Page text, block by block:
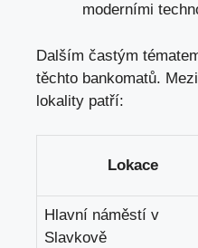
moderními
Dalším častým
těchto bankomatů.
lokality patří:
Lokace
Hlavní náměstí v
Slavkově